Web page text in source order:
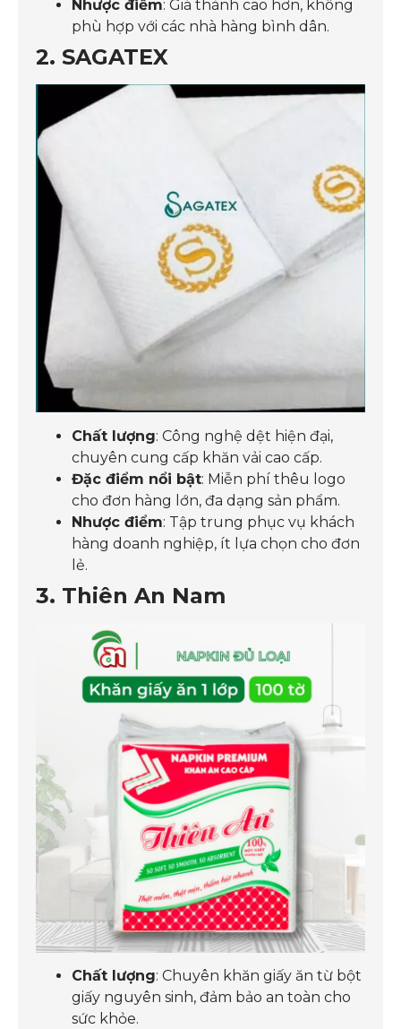
Nhược điểm: Giá thành cao hơn, không
phù hợp với các nhà hàng bình dân.
2. SAGATEX
Chất lượng: Công nghệ dệt hiện đại,
chuyên cung cấp khăn vải cao cấp.
Đặc điểm nổi bật: Miễn phí thêu logo
cho đơn hàng lớn, đa dạng sản phẩm.
Nhược điểm: Tập trung phục vụ khách
hàng doanh nghiệp, ít lựa chọn cho đơn
lẻ.
3. Thiên An Nam
Chất lượng: Chuyên khăn giấy ăn từ bột
giấy nguyên sinh, đảm bảo an toàn cho
sức khỏe.